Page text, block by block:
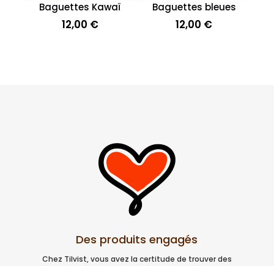
Baguettes Kawaï
12,00 €
Baguettes bleues
12,00 €
Des produits engagés
Chez Tilvist, vous avez la certitude de trouver des